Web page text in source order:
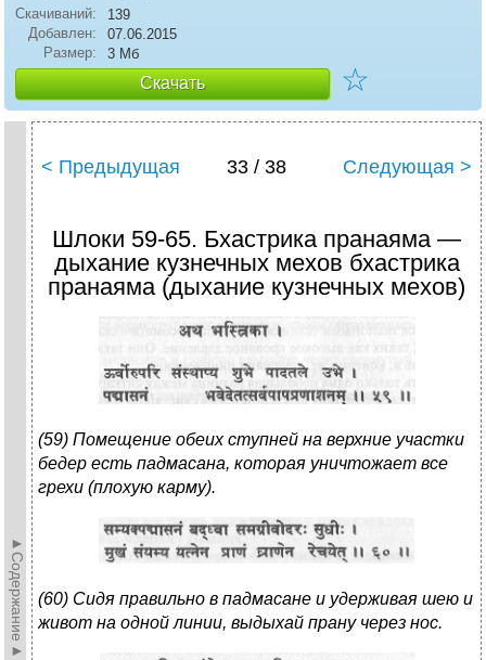
Скачиваний:
139
Добавлен:
07.06.2015
Размер:
3 Мб
Скачать ☆
►Содержание►
< Предыдущая 33 / 38 Следующая >
Шлоки 59-65. Бхастрика пранаяма —
дыхание кузнечных мехов бхастрика
пранаяма (дыхание кузнечных мехов)
(59) Помещение обеих ступней на верхние участки
бедер есть падмасана, которая уничтожает все
грехи (плохую карму).
(60) Сидя правильно в падмасане и удерживая шею и
живот на одной линии, выдыхай прану через нос.